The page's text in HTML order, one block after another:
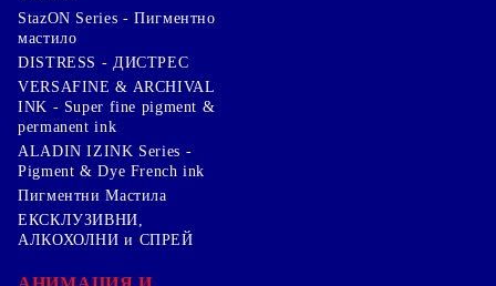
StazON Series - Пигментно
мастило
DISTRESS - ДИСТРЕС
VERSAFINE & ARCHIVAL
INK - Super fine pigment &
permanent ink
ALADIN IZINK Series -
Pigment & Dye French ink
Пигментни Мастила
ЕКСКЛУЗИВНИ,
АЛКОХОЛНИ и СПРЕЙ